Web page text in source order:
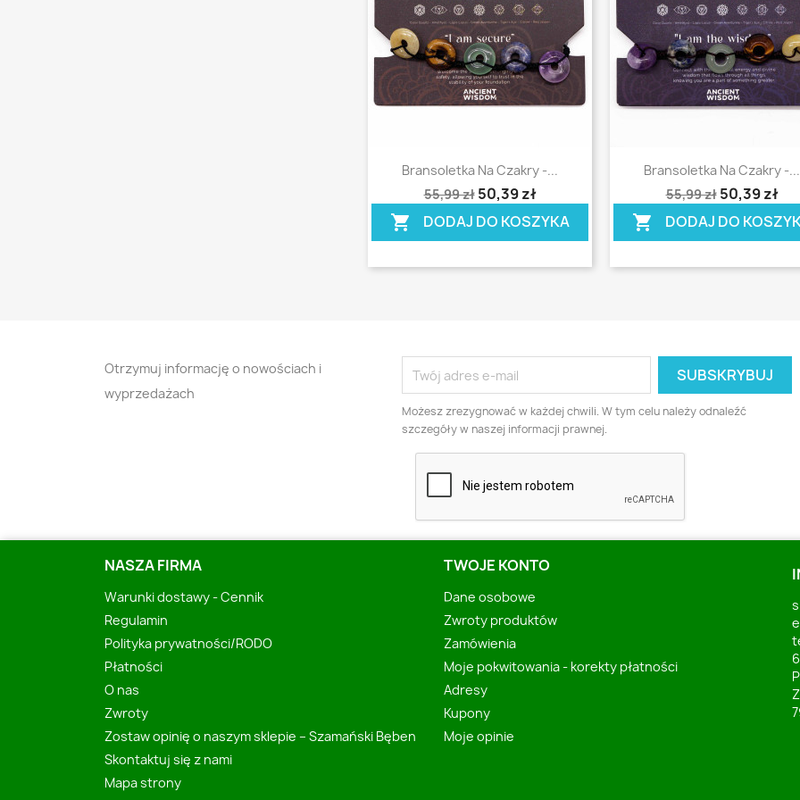
Szybki podgląd
Bransoletka Na Czakry -...
55,99 zł 50,39 zł
shopping_cart DODAJ DO KOSZYKA
Szybki podgląd
Bransoletka Na Czakry -...
55,99 zł 50,39 zł
shopping_cart DODAJ DO
Otrzymuj informację o nowościach i
wyprzedażach
Możesz zrezygnować w każdej chwili. W tym celu należy odnaleźć
szczegóły w naszej informacji prawnej.
NASZA FIRMA
Warunki dostawy - Cennik
Regulamin
Polityka prywatności/RODO
Płatności
O nas
Zwroty
Zostaw opinię o naszym sklepie – Szamański Bęben
Skontaktuj się z nami
Mapa strony
TWOJE KONTO
Dane osobowe
Zwroty produktów
Zamówienia
Moje pokwitowania - korekty płatności
Adresy
Kupony
Moje opinie